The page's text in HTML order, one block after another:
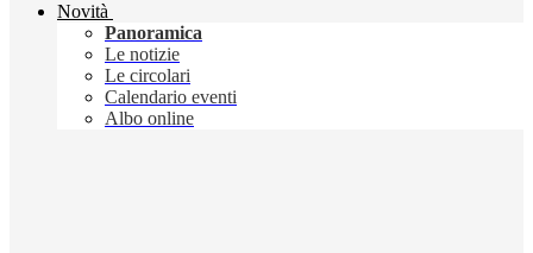
Novità
Panoramica
Le notizie
Le circolari
Calendario eventi
Albo online